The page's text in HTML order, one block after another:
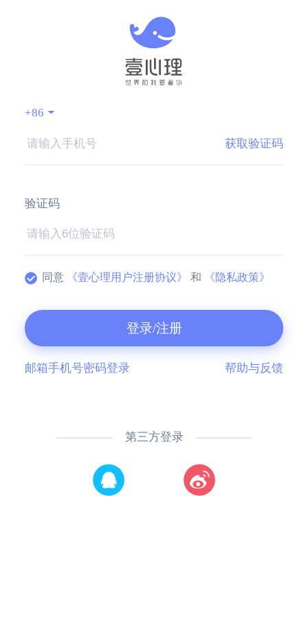
+86
获取验证码
验证码
同意 《壹心理用户注册协议》 和 《隐私政策》
登录/注册
邮箱手机号密码登录 帮助与反馈
第三方登录